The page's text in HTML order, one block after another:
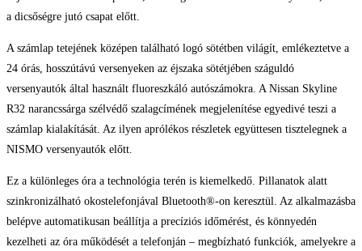
a dicsőségre jutó csapat előtt.
A számlap tetejének középen található logó sötétben világít, emlékeztetve a
24 órás, hosszútávú versenyeken az éjszaka sötétjében száguldó
versenyautók által használt fluoreszkáló autószámokra. A Nissan Skyline
R32 narancssárga szélvédő szalagcímének megjelenítése egyedivé teszi a
számlap kialakítását. Az ilyen aprólékos részletek együttesen tisztelegnek a
NISMO versenyautók előtt.
Ez a különleges óra a technológia terén is kiemelkedő. Pillanatok alatt
szinkronizálható okostelefonjával Bluetooth®-on keresztül. Az alkalmazásba
belépve automatikusan beállítja a precíziós időmérést, és könnyedén
kezelheti az óra működését a telefonján – megbízható funkciók, amelyekre a